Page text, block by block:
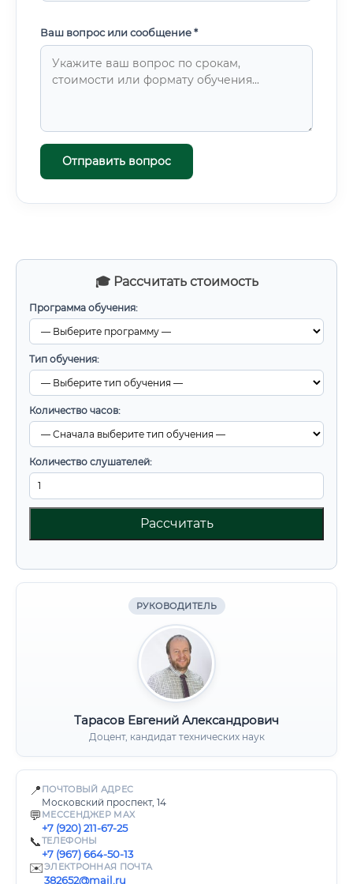
🎓 Рассчитать стоимость
Программа обучения:
Тип обучения:
Количество часов:
Количество слушателей:
Рассчитать
РУКОВОДИТЕЛЬ
Тарасов Евгений Александрович
Доцент, кандидат технических наук
📍 ПОЧТОВЫЙ АДРЕС
Московский проспект, 14
💬 МЕССЕНДЖЕР MAX
+7 (920) 211-67-25
📞ТЕЛЕФОНЫ
+7 (967) 664-50-13
✉️ЭЛЕКТРОННАЯ ПОЧТА
382652@mail.ru
Ваш вопрос или сообщение *
Отправить вопрос